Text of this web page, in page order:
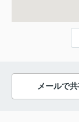
メールで